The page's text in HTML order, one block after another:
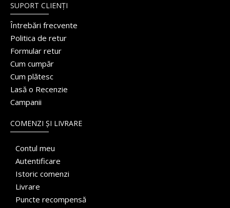
SUPORT CLIENȚI
Întrebări frecvente
Politica de retur
Formular retur
Cum cumpăr
Cum plătesc
Lasă o Recenzie
Campanii
COMENZI ȘI LIVRARE
Contul meu
Autentificare
Istoric comenzi
Livrare
Puncte recompensă